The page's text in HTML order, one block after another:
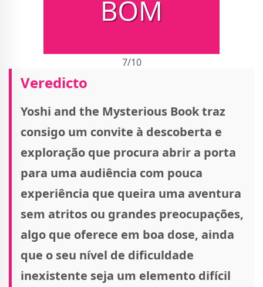
7/10
Veredicto
Yoshi and the Mysterious Book traz
consigo um convite à descoberta e
exploração que procura abrir a porta
para uma audiência com pouca
experiência que queira uma aventura
sem atritos ou grandes preocupações,
algo que oferece em boa dose, ainda
que o seu nível de dificuldade
inexistente seja um elemento difícil